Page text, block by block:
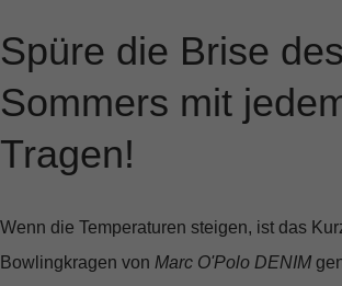
Spüre die Brise des
Sommers mit
Tragen!
Wenn die Temperaturen steigen, ist das
Bowlingkragen von Marc O'Polo DENIM